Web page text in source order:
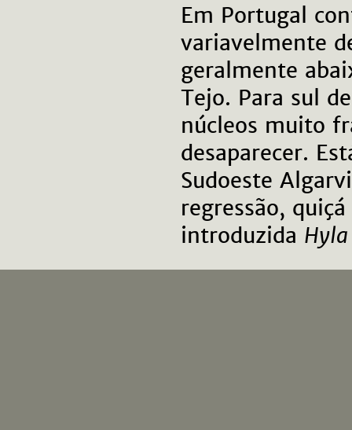
Em Portugal
variavelmente
geralmente
Tejo. Para sul
núcleos muito
desaparecer.
Sudoeste
regressão,
introduzida